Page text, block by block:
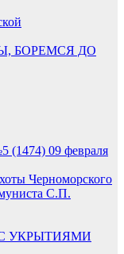
БОРЕМСЯ ДО
(1474) 09 февраля
Черноморского
С.П.
УКРЫТИЯМИ